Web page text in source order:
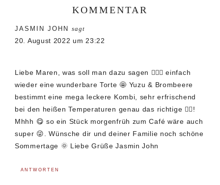
Interaktionen
KOMMENTAR
JASMIN JOHN sagt
20. August 2022 um 23:22
Liebe Maren, was soll man dazu sagen 🤷🏻‍♀️ einfach
wieder eine wunderbare Torte 🤩 Yuzu & Brombeere
bestimmt eine mega leckere Kombi, sehr erfrischend
bei den heißen Temperaturen genau das richtige 👍🏻!
Mhhh 😋 so ein Stück morgenfrüh zum Café wäre auch
super 😜. Wünsche dir und deiner Familie noch schöne
Sommertage 🌞 Liebe Grüße Jasmin John
ANTWORTEN